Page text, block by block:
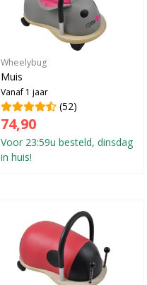
Wheelybug
Muis
Vanaf 1 jaar
(52)
74,90
Voor 23:59u besteld, dinsdag
in huis!